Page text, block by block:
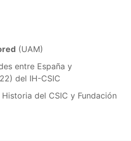
(UAM)
entre España y
del IH-CSIC
del CSIC y Fundación